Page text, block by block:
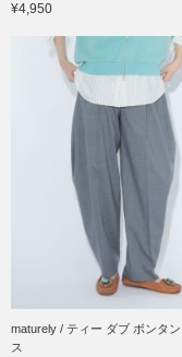
¥4,950
maturely / ティー ダブ ボンタ
ス